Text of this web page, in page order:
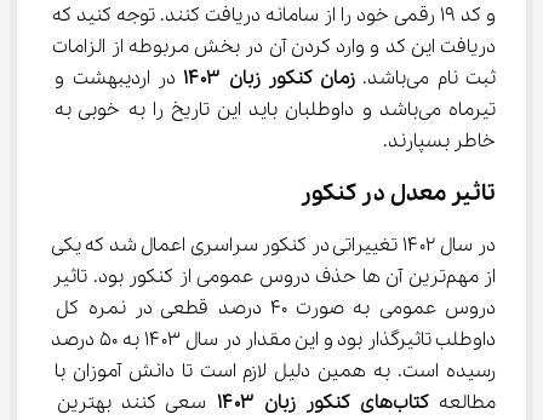
و کد ۱۹ رقمی خود را از سامانه دریافت کنند. توجه کنید که
دریافت این کد و وارد کردن آن در بخش مربوطه از الزامات
ثبت نام می‌باشد.
زمان کنکور زبان ۱۴۰۳ در اردیبهشت و
تیرماه می‌باشد و داوطلبان باید این تاریخ را به خوبی به
خاطر بسپارند.
تاثیر معدل در کنکور
در سال ۱۴۰۲ تغییراتی در کنکور سراسری اعمال شد که یکی
از مهم‌ترین آن ها حذف دروس عمومی از کنکور بود. تاثیر
دروس عمومی به صورت ۴۰ درصد قطعی در نمره کل
داوطلب تاثیرگذار بود و این مقدار در سال ۱۴۰۳ به ۵۰ درصد
رسیده است. به همین دلیل لازم است تا دانش آموزان با
مطالعه کتاب‌های کنکور زبان ۱۴۰۳ سعی کنند بهترین